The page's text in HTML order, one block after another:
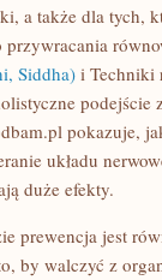
a także dla tych,
Siddha) i Techniki
pokazuje,
układu
duże efekty.
prewencja jest
by walczyć z